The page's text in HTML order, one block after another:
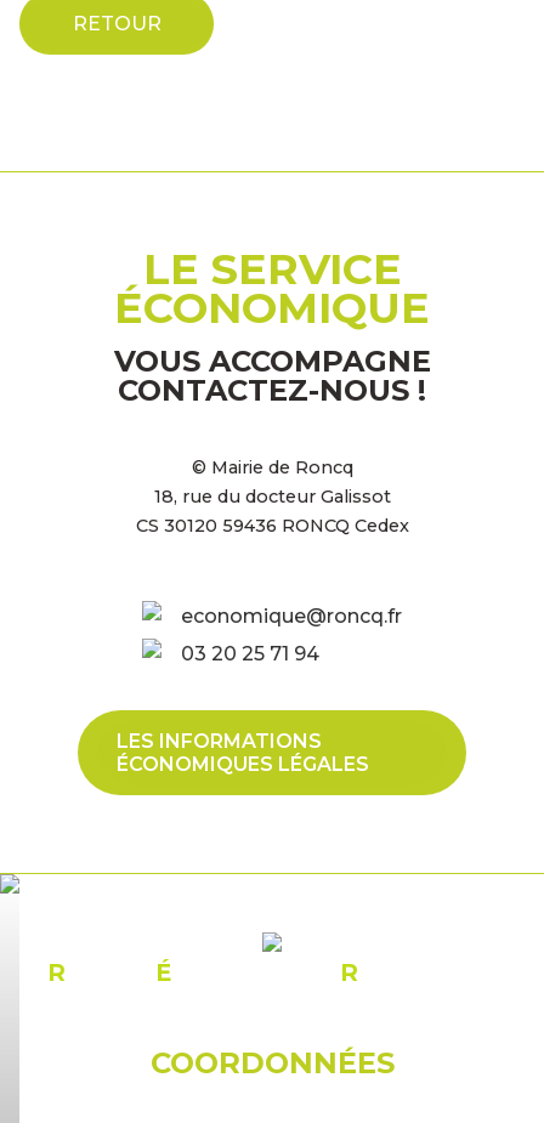
RETOUR
LE SERVICE
ÉCONOMIQUE
VOUS ACCOMPAGNE
CONTACTEZ-NOUS !
© Mairie de Roncq
18, rue du docteur Galissot
CS 30120 59436 RONCQ Cedex
economique@roncq.fr
03 20 25 71 94
LES INFORMATIONS
ÉCONOMIQUES LÉGALES
R ÉCONOMIQUE R
COORDONNÉES